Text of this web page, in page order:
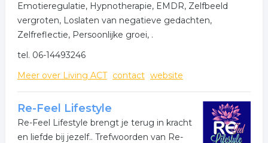
*Alle Kursen und Therapieen konnen auch in Deutscher
Sprache gegeben werden.
Inmiddels zijn in de praktijk in België weer beperkt f2f
veiligheidsvoorschriften. De praktijk in Maastricht is tot
nader order nog gesloten. De geldende richtlijnen van
de overheid zijn steeds van toepassing, deze kun je
nalezen op:
https://www.ggzstandaarden.nl/richtlijnen/ggz-en-
Emotieregulatie, Hypnotherapie, EMDR, Zelfbeeld
vergroten, Loslaten van negatieve gedachten,
Zelfreflectie, Persoonlijke groei, .
tel. 06-14493246
Meer over Living ACT contact website
Re-Feel Lifestyle
Re-Feel Lifestyle brengt je terug in kracht
en liefde bij jezelf.. Trefwoorden van Re-